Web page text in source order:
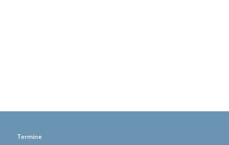
Termine